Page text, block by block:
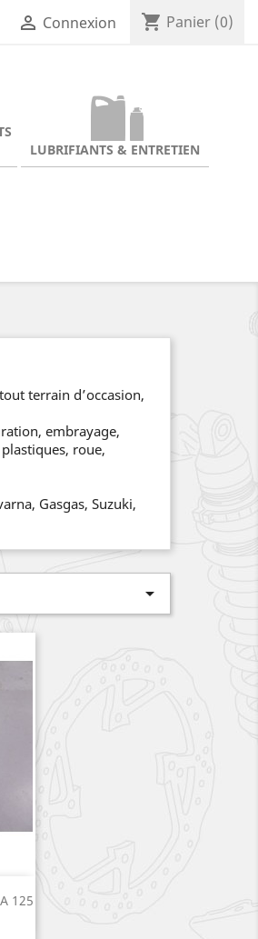
 Connexion shopping_cart Panier (0)
LUBRIFIANTS & ENTRETIEN
terrain d’occasion,
embrayage,
roue,
Gasgas, Suzuki,

125